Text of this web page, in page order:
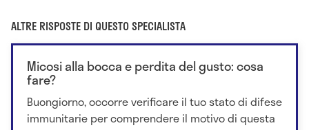
ALTRE RISPOSTE DI QUESTO SPECIALISTA
Micosi alla bocca e perdita del gusto: cosa
fare?
Buongiorno, occorre verificare il tuo stato di difese
immunitarie per comprendere il motivo di questa